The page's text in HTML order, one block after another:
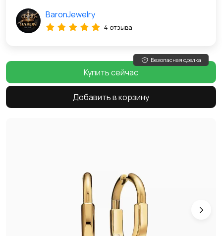
BaronJewelry
4 отзыва
Безопасная сделка
Купить сейчас
Добавить в корзину